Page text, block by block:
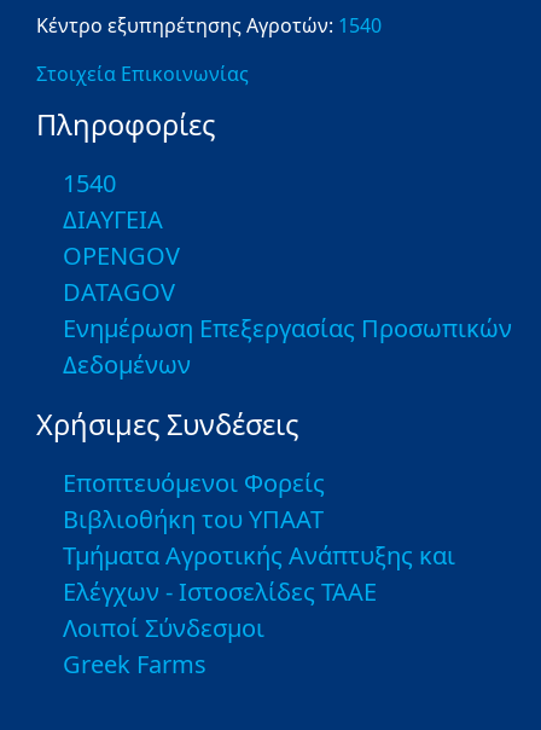
Κέντρο εξυπηρέτησης Αγροτών: 1540
Στοιχεία Επικοινωνίας
Πληροφορίες
1540
ΔΙΑΥΓΕΙΑ
OPENGOV
DATAGOV
Ενημέρωση Επεξεργασίας Προσωπικών
Δεδομένων
Χρήσιμες Συνδέσεις
Εποπτευόμενοι Φορείς
Βιβλιοθήκη του ΥΠΑΑΤ
Τμήματα Αγροτικής Ανάπτυξης και
Ελέγχων - Ιστοσελίδες ΤΑΑΕ
Λοιποί Σύνδεσμοι
Greek Farms